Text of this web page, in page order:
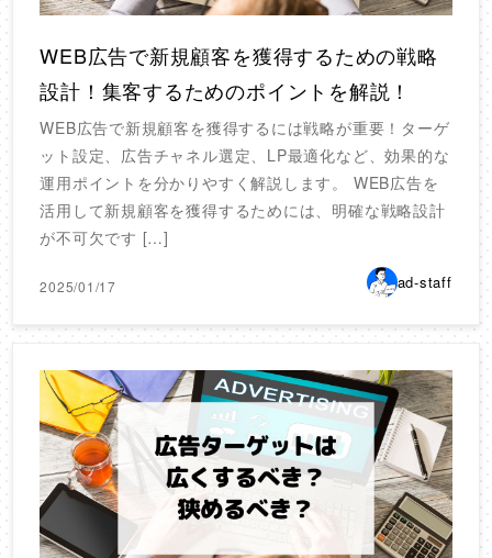
WEB広告で新規顧客を獲得するための戦略
設計！集客するためのポイントを解説！
WEB広告で新規顧客を獲得するには戦略が重要！ターゲ
ット設定、広告チャネル選定、LP最適化など、効果的な
運用ポイントを分かりやすく解説します。 WEB広告を
活用して新規顧客を獲得するためには、明確な戦略設計
が不可欠です […]
2025/01/17 ad-staff